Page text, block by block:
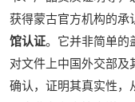
获得蒙古官方机构的承
馆认证。它并非简单的
对文件上中国外交部及
确认，证明其真实性，